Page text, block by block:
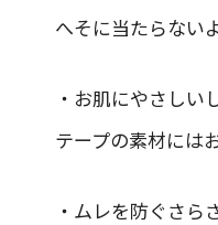
へそに当たらない
・お肌にやさしい
テープの素材には
・ムレを防ぐさら